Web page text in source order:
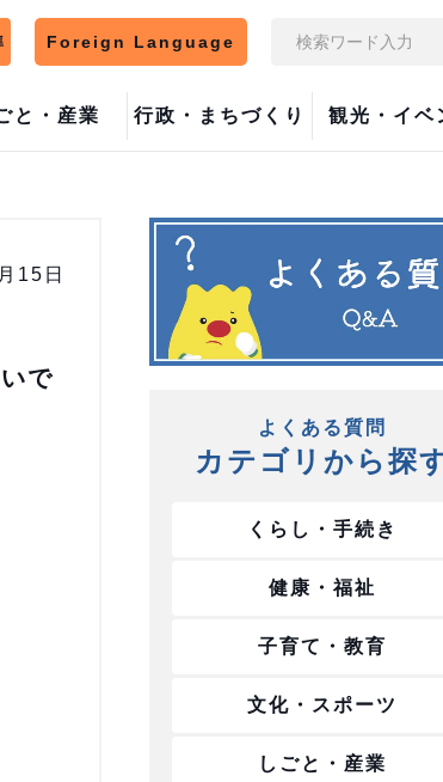
と・産業 行政・まちづくり 観光・イベ
Foreign Language
15日
で
よくある質問
カテゴリから探
くらし・手続き
健康・福祉
子育て・教育
文化・スポーツ
しごと・産業